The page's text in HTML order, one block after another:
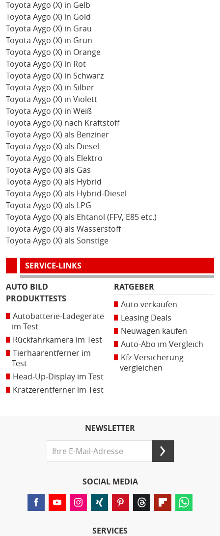
Toyota Aygo (X) in Gelb
Toyota Aygo (X) in Gold
Toyota Aygo (X) in Grau
Toyota Aygo (X) in Grün
Toyota Aygo (X) in Orange
Toyota Aygo (X) in Rot
Toyota Aygo (X) in Schwarz
Toyota Aygo (X) in Silber
Toyota Aygo (X) in Violett
Toyota Aygo (X) in Weiß
Toyota Aygo (X) nach Kraftstoff
Toyota Aygo (X) als Benziner
Toyota Aygo (X) als Diesel
Toyota Aygo (X) als Elektro
Toyota Aygo (X) als Gas
Toyota Aygo (X) als Hybrid
Toyota Aygo (X) als Hybrid-Diesel
Toyota Aygo (X) als LPG
Toyota Aygo (X) als Ehtanol (FFV, E85 etc.)
Toyota Aygo (X) als Wasserstoff
Toyota Aygo (X) als Sonstige
SERVICE-LINKS
AUTO BILD
PRODUKTTESTS
Autobatterie-Ladegeräte
im Test
Rückfahrkamera im Test
Tierhaarentferner im
Test
Head-Up-Display im Test
Kratzerentferner im Test
RATGEBER
Auto verkaufen
Leasing Deals
Neuwagen kaufen
Auto-Abo im Vergleich
Kfz-Versicherung
vergleichen
NEWSLETTER
SOCIAL MEDIA
SERVICES